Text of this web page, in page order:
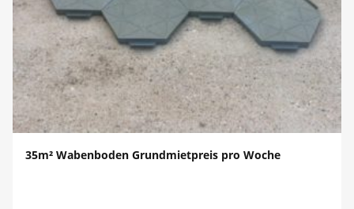
35m² Wabenboden Grundmietpreis pro Woche